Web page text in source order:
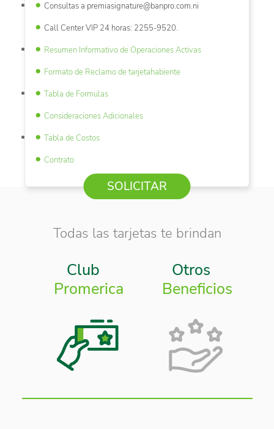
Consultas a premiasignature@banpro.com.ni
Call Center VIP 24 horas: 2255-9520.
Resumen Informativo de Operaciones Activas
Formato de Reclamo de tarjetahabiente
Tabla de Formulas
Consideraciones Adicionales
Tabla de Costos
Contrato
SOLICITAR
Todas las tarjetas te brindan
Club
Promerica
Otros
Beneficios